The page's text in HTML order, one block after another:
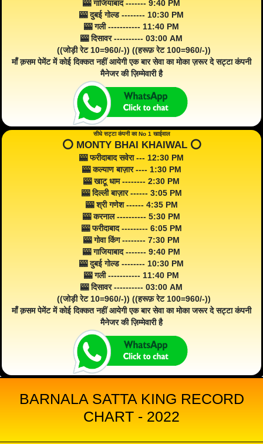
🎰 गाजियाबाद ------- 9:40 PM
🎰 दुबई गोल्ड -------- 10:30 PM
🎰 गली ----------- 11:40 PM
🎰 दिसावर ---------- 03:00 AM
((जोड़ी रेट 10=960/-)) ((हरूफ़ रेट 100=960/-))
माँ क़सम पेमेंट में कोई दिक्कत नहीं आयेगी एक बार सेवा का मोका ज़रूर दे सट्टा कंपनी
मैनेजर की ज़िम्मेवारी है
सीधे सट्टा कंपनी का No 1 खाईवाल
⭕️ MONTY BHAI KHAIWAL ⭕️
🎰 फरीदाबाद सवेरा --- 12:30 PM
🎰 कल्याण बाज़ार ---- 1:30 PM
🎰 खाटू धाम -------- 2:30 PM
🎰 दिल्ली बाज़ार ------ 3:05 PM
🎰 श्री गणेश ------ 4:35 PM
🎰 करनाल ---------- 5:30 PM
🎰 फरीदाबाद --------- 6:05 PM
🎰 गोवा किंग -------- 7:30 PM
🎰 गाजियाबाद ------- 9:40 PM
🎰 दुबई गोल्ड -------- 10:30 PM
🎰 गली ----------- 11:40 PM
🎰 दिसावर ---------- 03:00 AM
((जोड़ी रेट 10=960/-)) ((हरूफ़ रेट 100=960/-))
माँ क़सम पेमेंट में कोई दिक्कत नहीं आयेगी एक बार सेवा का मोका जरूर दे सट्टा कंपनी
मैनेजर की ज़िम्मेवारी है
BARNALA SATTA KING RECORD
CHART - 2022